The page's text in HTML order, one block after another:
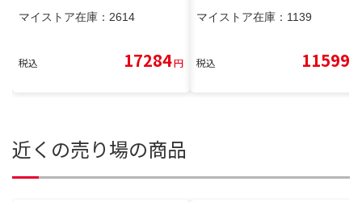
マイストア在庫： 2614
税込 17284円
マイストア在庫： 1139
税込 11599
近くの売り場の商品